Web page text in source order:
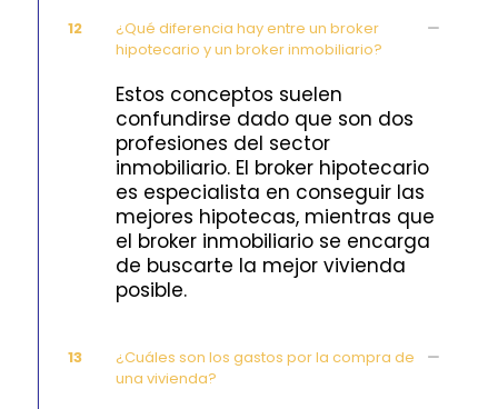
12
¿Qué diferencia hay entre un broker
hipotecario y un broker inmobiliario?
Estos conceptos suelen
confundirse dado que son dos
profesiones del sector
inmobiliario. El broker hipotecario
es especialista en conseguir las
mejores hipotecas, mientras que
el broker inmobiliario se encarga
de buscarte la mejor vivienda
posible.
13
¿Cuáles son los gastos por la compra de
una vivienda?